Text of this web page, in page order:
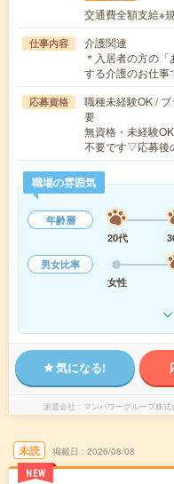
交通費全額支給※
仕事内容
介護関連
＊入居者の方の
する介護のお仕
応募資格
職種未経験OK /
要
無資格・未経験
不要です▽応募後
職場の雰囲気
年齢層
20代
男女比率
女性
気になる!
派遣会社 マンパワーグループ株
未読
NEW
掲載日 2026/08/08